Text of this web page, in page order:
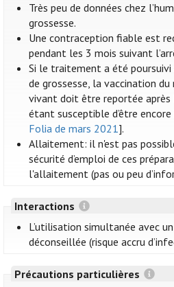
Très peu de données chez
grossesse.
Une contraception fiable est
pendant les 3 mois suivant
Si le traitement a été poursuivi
de grossesse, la vaccination du
vivant doit être reportée après
étant susceptible d’être
Folia de mars 2021].
Allaitement: il n'est pas
sécurité d’emploi de ces
l'allaitement (pas ou peu
Interactions
L’utilisation simultanée avec
déconseillée (risque accru
Précautions particulières